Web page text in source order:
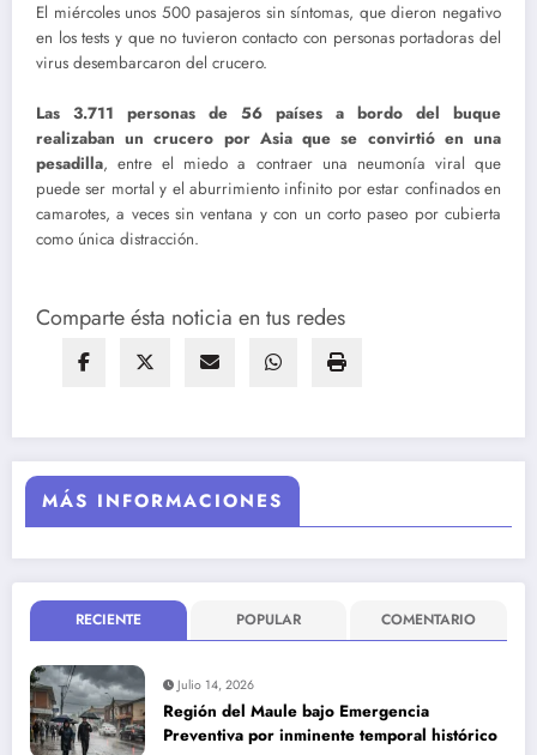
El miércoles unos 500 pasajeros sin síntomas, que dieron negativo
en los tests y que no tuvieron contacto con personas portadoras del
virus desembarcaron del crucero.
Las 3.711 personas de 56 países a bordo del buque
realizaban un crucero por Asia que se convirtió en una
pesadilla, entre el miedo a contraer una neumonía viral que
puede ser mortal y el aburrimiento infinito por estar confinados en
camarotes, a veces sin ventana y con un corto paseo por cubierta
como única distracción.
Comparte ésta noticia en tus redes
MÁS INFORMACIONES
RECIENTE POPULAR COMENTARIO
Julio 14, 2026
Región del Maule bajo Emergencia
Preventiva por inminente temporal histórico